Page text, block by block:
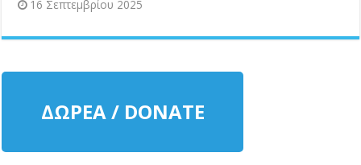
16 Σεπτεμβρίου 2025
ΔΩΡΕΑ / DONATE